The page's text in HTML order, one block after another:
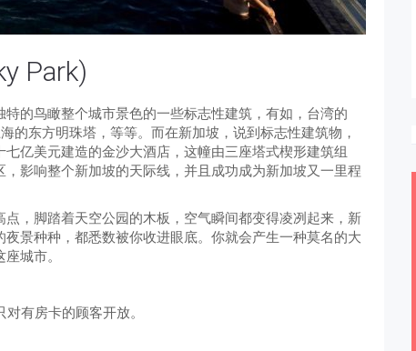
Park)
的鸟瞰整个城市景色的一些标志性建筑，有如，台湾的
的东方明珠塔，等等。而在新加坡，说到标志性建筑物，
亿美元建造的金沙大酒店，这幢由三座塔式楔形建筑组
影响整个新加坡的天际线，并且成功成为新加坡又一里程
，脚踏着天空公园的木板，空气瞬间都变得凌冽起来，新
景种种，都悉数被你收进眼底。你就会产生一种莫名的大
城市。
有房卡的顾客开放。